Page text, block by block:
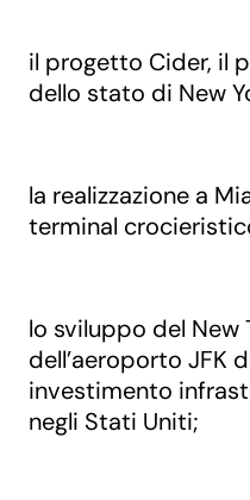
il progetto Cider, il
dello stato di New
la realizzazione a
terminal
lo sviluppo del New
dell’aeroporto JFK
investimento
negli Stati Uniti;